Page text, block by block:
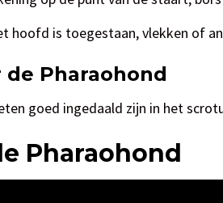
hoofd is toegestaan, vlekken of
Pharaohond
goed ingedaald zijn in het
Pharaohond